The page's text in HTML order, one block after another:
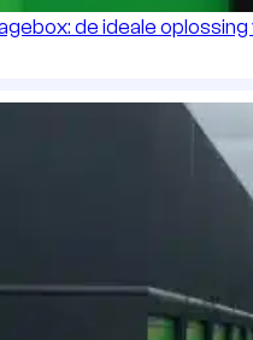
de ideale